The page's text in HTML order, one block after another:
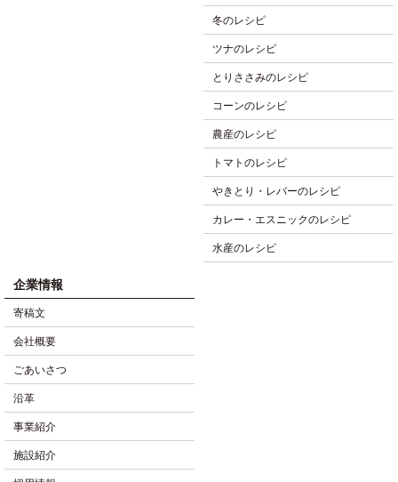
冬のレシピ
ツナのレシピ
とりささみのレシピ
コーンのレシピ
農産のレシピ
トマトのレシピ
やきとり・レバーのレシピ
カレー・エスニックのレシピ
水産のレシピ
企業情報
寄稿文
会社概要
ごあいさつ
沿革
事業紹介
施設紹介